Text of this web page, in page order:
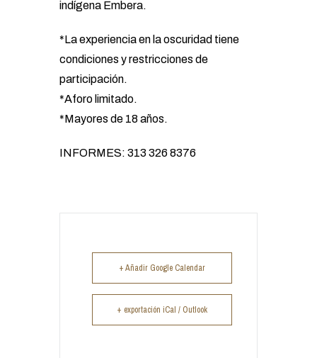
indígena Embera.
*La experiencia en la oscuridad tiene
condiciones y restricciones de
participación.
*Aforo limitado.
*Mayores de 18 años.
INFORMES: 313 326 8376
+ Añadir Google Calendar
+ exportación iCal / Outlook